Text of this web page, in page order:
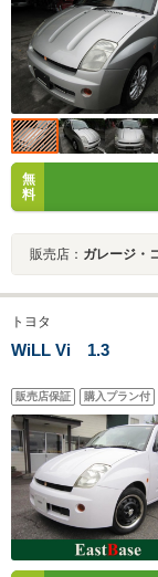
無
料
販売店： ガレージ・
トヨタ
WiLL Vi 1.3
販売店保証 購入プラン付